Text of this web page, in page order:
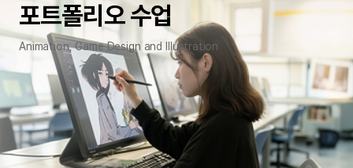
포트폴리오 수업
Animation, Game Design and Illustration